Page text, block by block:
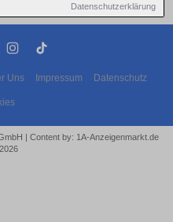
Datenschutzerklärung
Uns Impressum Datenschutz
| Content by: 1A-Anzeigenmarkt.de